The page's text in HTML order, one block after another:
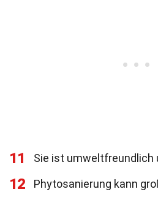
11 Sie ist umweltfreundlich
12 Phytosanierung kann